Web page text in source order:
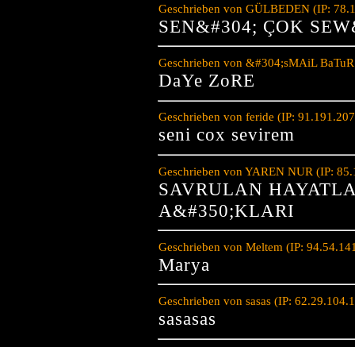
Geschrieben von GÜLBEDEN (IP:
SEN&#304; ÇOK
Geschrieben von &#304;sMAiL
DaYe ZoRE
Geschrieben von feride (IP:
seni cox sevirem
Geschrieben von YAREN NUR (IP:
SAVRULAN
A&#350;KLARI
Geschrieben von Meltem (IP:
Marya
Geschrieben von sasas (IP:
sasasas